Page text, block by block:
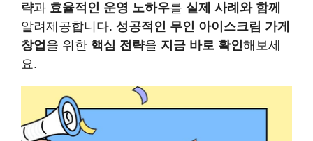
략과 효율적인 운영 노하우를 실제 사례와 함께
알려제공합니다. 성공적인 무인 아이스크림 가게
창업 을 위한 핵심 전략을 지금 바로 확인해보세
요.